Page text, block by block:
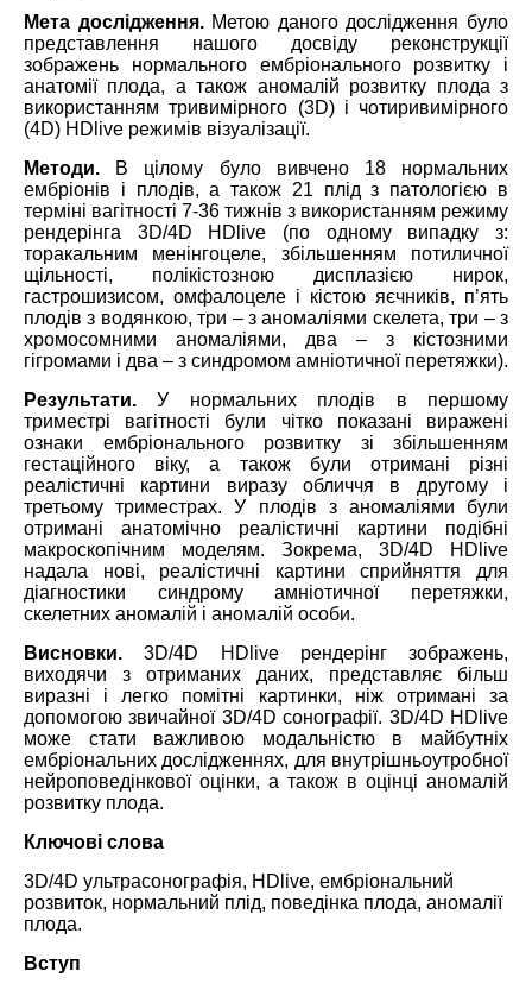
Мета дослідження.Метою даного дослідження було
представлення нашого досвіду реконструкції
зображень нормального ембріонального розвитку і
анатомії плода, а також аномалій розвитку плода з
використанням тривимірного (3D) і чотиривимірного
(4D) HDlive режимів візуалізації.
Методи. В цілому було вивчено 18 нормальних
ембріонів і плодів, а також 21 плід з патологією в
терміні вагітності 7-36 тижнів з використанням режиму
рендерінга 3D/4D HDlive (по одному випадку з:
торакальним менінгоцеле, збільшенням потиличної
щільності, полікістозною дисплазією нирок,
гастрошизисом, омфалоцеле і кістою яєчників, п’ять
плодів з водянкою, три – з аномаліями скелета, три – з
хромосомними аномаліями, два – з кістозними
гігромами і два – з синдромом амніотичної перетяжки).
Результати. У нормальних плодів в першому
триместрі вагітності були чітко показані виражені
ознаки ембріонального розвитку зі збільшенням
гестаційного віку, а також були отримані різні
реалістичні картини виразу обличчя в другому і
третьому триместрах. У плодів з аномаліями були
отримані анатомічно реалістичні картини подібні
макроскопічним моделям. Зокрема, 3D/4D HDlive
надала нові, реалістичні картини сприйняття для
діагностики синдрому амніотичної перетяжки,
скелетних аномалій і аномалій особи.
Висновки. 3D/4D HDlive рендерінг зображень,
виходячи з отриманих даних, представляє більш
виразні і легко помітні картинки, ніж отримані за
допомогою звичайної 3D/4D сонографії. 3D/4D HDlive
може стати важливою модальністю в майбутніх
ембріональних дослідженнях, для внутрішньоутробної
нейроповедінкової оцінки, а також в оцінці аномалій
розвитку плода.
Ключові слова
3D/4D ультрасонографія, HDlive, ембріональний
розвиток, нормальний плід, поведінка плода, аномалії
плода.
Вступ